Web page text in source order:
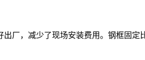
，减少了现场安装费用。钢框固定